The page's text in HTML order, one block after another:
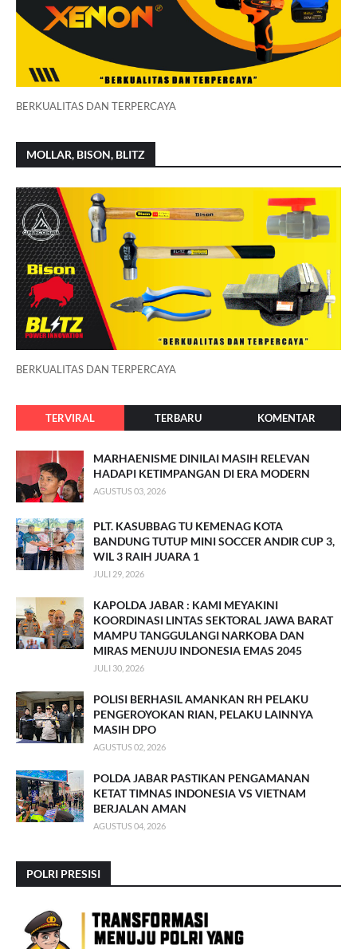
BERKUALITAS DAN TERPERCAYA
MOLLAR, BISON, BLITZ
BERKUALITAS DAN TERPERCAYA
TERVIRAL TERBARU KOMENTAR
MARHAENISME DINILAI MASIH RELEVAN
HADAPI KETIMPANGAN DI ERA MODERN
AGUSTUS 03, 2026
PLT. KASUBBAG TU KEMENAG KOTA
BANDUNG TUTUP MINI SOCCER ANDIR CUP 3,
WIL 3 RAIH JUARA 1
JULI 29, 2026
KAPOLDA JABAR : KAMI MEYAKINI
KOORDINASI LINTAS SEKTORAL JAWA BARAT
MAMPU TANGGULANGI NARKOBA DAN
MIRAS MENUJU INDONESIA EMAS 2045
JULI 30, 2026
POLISI BERHASIL AMANKAN RH PELAKU
PENGEROYOKAN RIAN, PELAKU LAINNYA
MASIH DPO
AGUSTUS 02, 2026
POLDA JABAR PASTIKAN PENGAMANAN
KETAT TIMNAS INDONESIA VS VIETNAM
BERJALAN AMAN
AGUSTUS 04, 2026
POLRI PRESISI